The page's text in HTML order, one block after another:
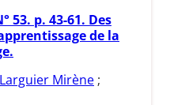
53. p. 43-61. Des
de la
Larguier Mirène ;